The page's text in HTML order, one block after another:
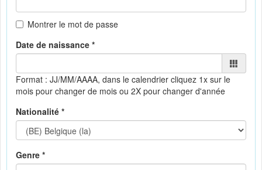
Montrer le mot de passe
Date de naissance *
Format : JJ/MM/AAAA, dans le calendrier cliquez 1x sur le
mois pour changer de mois ou 2X pour changer d'année
Nationalité *
Genre *